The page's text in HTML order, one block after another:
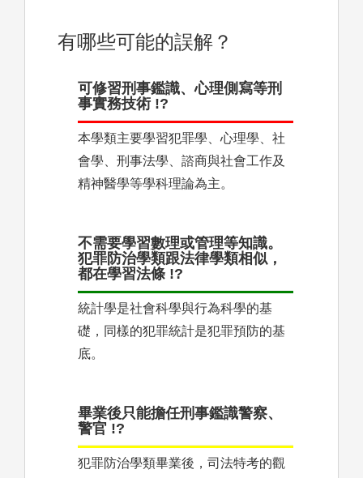
有哪些可能的誤解？
可修習刑事鑑識、心理側寫等刑
事實務技術 !?
本學類主要學習犯罪學、心理學、社
會學、刑事法學、諮商與社會工作及
精神醫學等學科理論為主。
不需要學習數理或管理等知識。
犯罪防治學類跟法律學類相似，
都在學習法條 !?
統計學是社會科學與行為科學的基
礎，同樣的犯罪統計是犯罪預防的基
底。
畢業後只能擔任刑事鑑識警察、
警官 !?
犯罪防治學類畢業後，司法特考的觀